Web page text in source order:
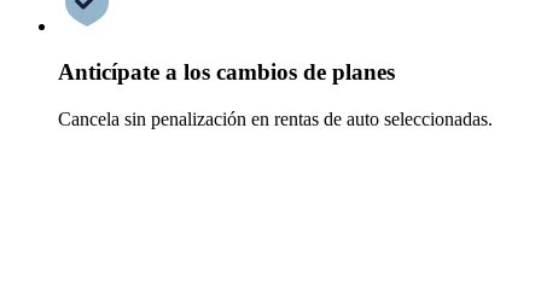
Anticípate a los cambios de planes
Cancela sin penalización en rentas de auto seleccionadas.